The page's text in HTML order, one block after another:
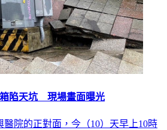
陷天坑 現場畫面曝光
醫院的正對面，今（10）天早上10時